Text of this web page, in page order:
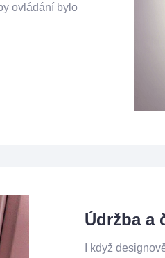
ovládání bylo
Údržba a
I když